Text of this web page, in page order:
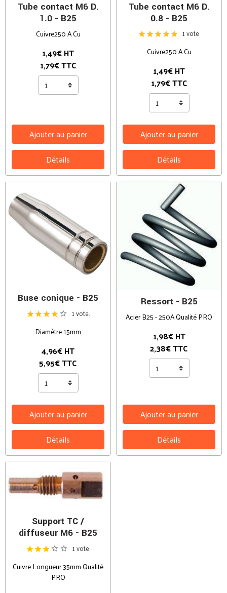
Tube contact M6 D.
1.0 - B25
Cuivre250 A Cu
1,49€ HT
1,79€ TTC
Ajouter au panier
Détails
Tube contact M6 D.
0.8 - B25
1 vote.
Cuivre250 A Cu
1,49€ HT
1,79€ TTC
Ajouter au panier
Détails
Buse conique - B25
1 vote.
Diamètre 15mm
4,96€ HT
5,95€ TTC
Ajouter au panier
Détails
Ressort - B25
Acier B25 - 250A Qualité PRO
1,98€ HT
2,38€ TTC
Ajouter au panier
Détails
Support TC /
diffuseur M6 - B25
1 vote.
Cuivre Longueur 35mm Qualité
PRO